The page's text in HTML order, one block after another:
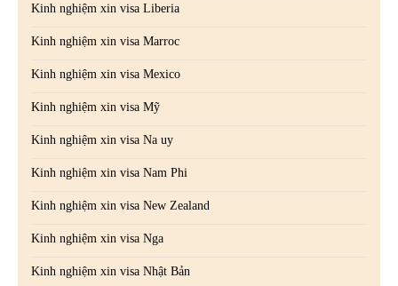
Kinh nghiệm xin visa Liberia
Kinh nghiệm xin visa Marroc
Kinh nghiệm xin visa Mexico
Kinh nghiệm xin visa Mỹ
Kinh nghiệm xin visa Na uy
Kinh nghiệm xin visa Nam Phi
Kinh nghiệm xin visa New Zealand
Kinh nghiệm xin visa Nga
Kinh nghiệm xin visa Nhật Bản